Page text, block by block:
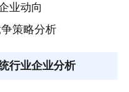
业动向
策略分析
行业企业分析